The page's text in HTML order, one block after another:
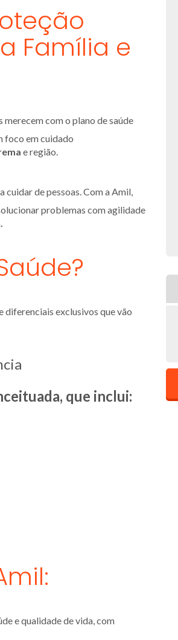
Família e
com o plano de saúde
foco em cuidado
e região.
cuidar de pessoas. Com a Amil,
problemas com agilidade
diferenciais exclusivos que vão
que inclui:
e qualidade de vida, com